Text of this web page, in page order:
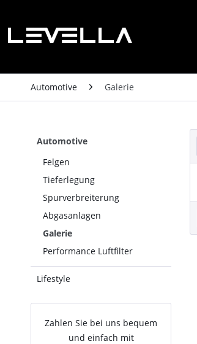
Automotive Galerie
Automotive
Felgen
Tieferlegung
Spurverbreiterung
Abgasanlagen
Galerie
Performance Luftfilter
Lifestyle
Zahlen Sie bei uns bequem
und einfach mit